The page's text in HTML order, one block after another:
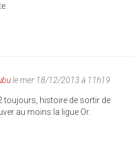
le mer 18/12/2013 à 11h19
toujours, histoire de sortir de
au moins la ligue Or.